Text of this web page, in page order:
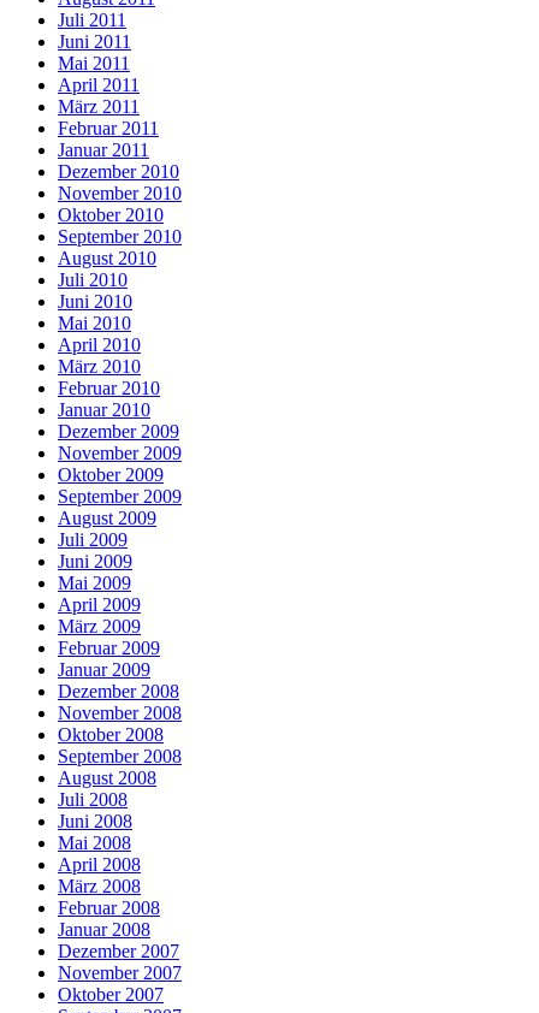
Juli 2011
Juni 2011
Mai 2011
April 2011
März 2011
Februar 2011
Januar 2011
Dezember 2010
November 2010
Oktober 2010
September 2010
August 2010
Juli 2010
Juni 2010
Mai 2010
April 2010
März 2010
Februar 2010
Januar 2010
Dezember 2009
November 2009
Oktober 2009
September 2009
August 2009
Juli 2009
Juni 2009
Mai 2009
April 2009
März 2009
Februar 2009
Januar 2009
Dezember 2008
November 2008
Oktober 2008
September 2008
August 2008
Juli 2008
Juni 2008
Mai 2008
April 2008
März 2008
Februar 2008
Januar 2008
Dezember 2007
November 2007
Oktober 2007